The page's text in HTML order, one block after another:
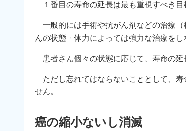
１番目の寿命の延長は最も重視すべき目
一般的には手術や抗がん剤などの治療（
んの状態・体力によっては強力な治療を
患者さん個々の状態に応じて、寿命の延
ただし忘れてはならないこととして、寿
せん。
癌の縮小ないし消滅